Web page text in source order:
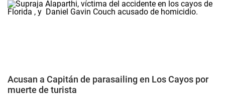
Acusan a Capitán de parasailing en Los Cayos por
muerte de turista